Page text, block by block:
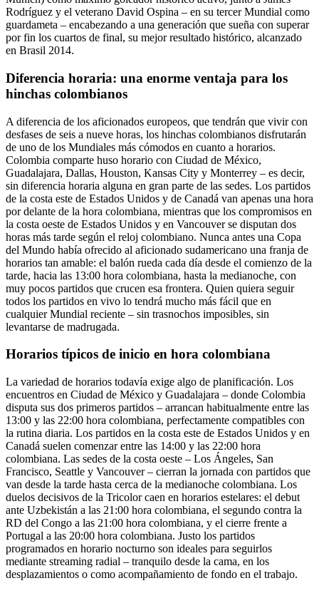
Rodríguez y el veterano David Ospina – en su tercer Mundial como
guardameta – encabezando a una generación que sueña con superar
por fin los cuartos de final, su mejor resultado histórico, alcanzado
en Brasil 2014.
Diferencia horaria: una enorme ventaja para los
hinchas colombianos
A diferencia de los aficionados europeos, que tendrán que vivir con
desfases de seis a nueve horas, los hinchas colombianos disfrutarán
de uno de los Mundiales más cómodos en cuanto a horarios.
Colombia comparte huso horario con Ciudad de México,
Guadalajara, Dallas, Houston, Kansas City y Monterrey – es decir,
sin diferencia horaria alguna en gran parte de las sedes. Los partidos
de la costa este de Estados Unidos y de Canadá van apenas una hora
por delante de la hora colombiana, mientras que los compromisos en
la costa oeste de Estados Unidos y en Vancouver se disputan dos
horas más tarde según el reloj colombiano. Nunca antes una Copa
del Mundo había ofrecido al aficionado sudamericano una franja de
horarios tan amable: el balón rueda cada día desde el comienzo de la
tarde, hacia las 13:00 hora colombiana, hasta la medianoche, con
muy pocos partidos que crucen esa frontera. Quien quiera seguir
todos los partidos en vivo lo tendrá mucho más fácil que en
cualquier Mundial reciente – sin trasnochos imposibles, sin
levantarse de madrugada.
Horarios típicos de inicio en hora colombiana
La variedad de horarios todavía exige algo de planificación. Los
encuentros en Ciudad de México y Guadalajara – donde Colombia
disputa sus dos primeros partidos – arrancan habitualmente entre las
13:00 y las 22:00 hora colombiana, perfectamente compatibles con
la rutina diaria. Los partidos en la costa este de Estados Unidos y en
Canadá suelen comenzar entre las 14:00 y las 22:00 hora
colombiana. Las sedes de la costa oeste – Los Ángeles, San
Francisco, Seattle y Vancouver – cierran la jornada con partidos que
van desde la tarde hasta cerca de la medianoche colombiana. Los
duelos decisivos de la Tricolor caen en horarios estelares: el debut
ante Uzbekistán a las 21:00 hora colombiana, el segundo contra la
RD del Congo a las 21:00 hora colombiana, y el cierre frente a
Portugal a las 20:00 hora colombiana. Justo los partidos
programados en horario nocturno son ideales para seguirlos
mediante streaming radial – tranquilo desde la cama, en los
desplazamientos o como acompañamiento de fondo en el trabajo.